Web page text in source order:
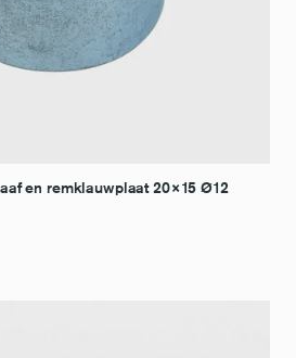
en remklauwplaat 20×15 Ø12